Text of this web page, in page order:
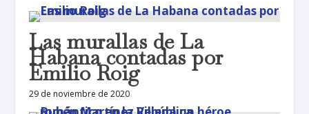
Las murallas de La
Habana contadas por
Emilio Roig
29 de noviembre de 2020